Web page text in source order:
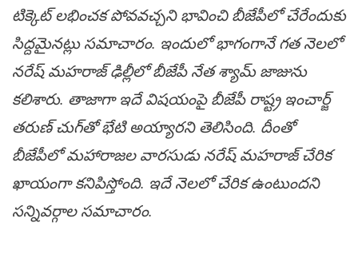
టిక్కెట్ లభించ‌క పోవ‌వ‌చ్చ‌ని భావించి బీజేపీలో చేరేందుకు
సిద్ద‌మైన‌ట్లు స‌మాచారం. ఇందులో భాగంగానే గ‌త నెల‌లో
న‌రేష్ మ‌హ‌రాజ్ ఢిల్లీలో బీజేపీ నేత శ్యామ్ జాజును
కలిశారు. తాజాగా ఇదే విష‌యంపై బీజేపీ రాష్ట్ర ఇంచార్జ్
త‌రుణ్ చుగ్‌తో భేటి అయ్యార‌ని తెలిసింది. దీంతో
బీజేపీలో మ‌హారాజ‌ల వారసుడు న‌రేష్ మ‌హ‌రాజ్ చేరిక
ఖాయంగా క‌నిపిస్తోంది. ఇదే నెల‌లో చేరిక ఉంటుంద‌ని
స‌న్నివ‌ర్గాల స‌మాచారం.